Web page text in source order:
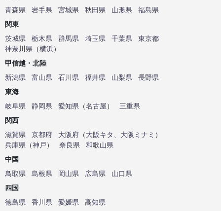
青森県
岩手県 宮城県 秋田県 山形県
福島県
関東
茨城県
栃木県 群馬県 埼玉県 千葉県
東京都
神奈川県 （横浜）
甲信越・北陸
新潟県
富山県 石川県 福井県 山梨県
長野県
東海
岐阜県
静岡県 愛知県 （名古屋）
三重県
関西
滋賀県
京都府 大阪府 （大阪キタ 大阪ミナミ ）
兵庫県 （神戸） 奈良県
和歌山県
中国
鳥取県
島根県 岡山県 広島県
山口県
四国
徳島県
香川県 愛媛県 高知県